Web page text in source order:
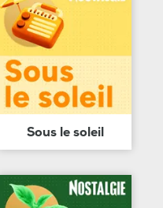
Sous le soleil